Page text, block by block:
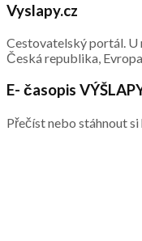
Vyslapy.cz
Cestovatelský portál. U
Česká republika,
E- časopis
Přečíst nebo stáhnout